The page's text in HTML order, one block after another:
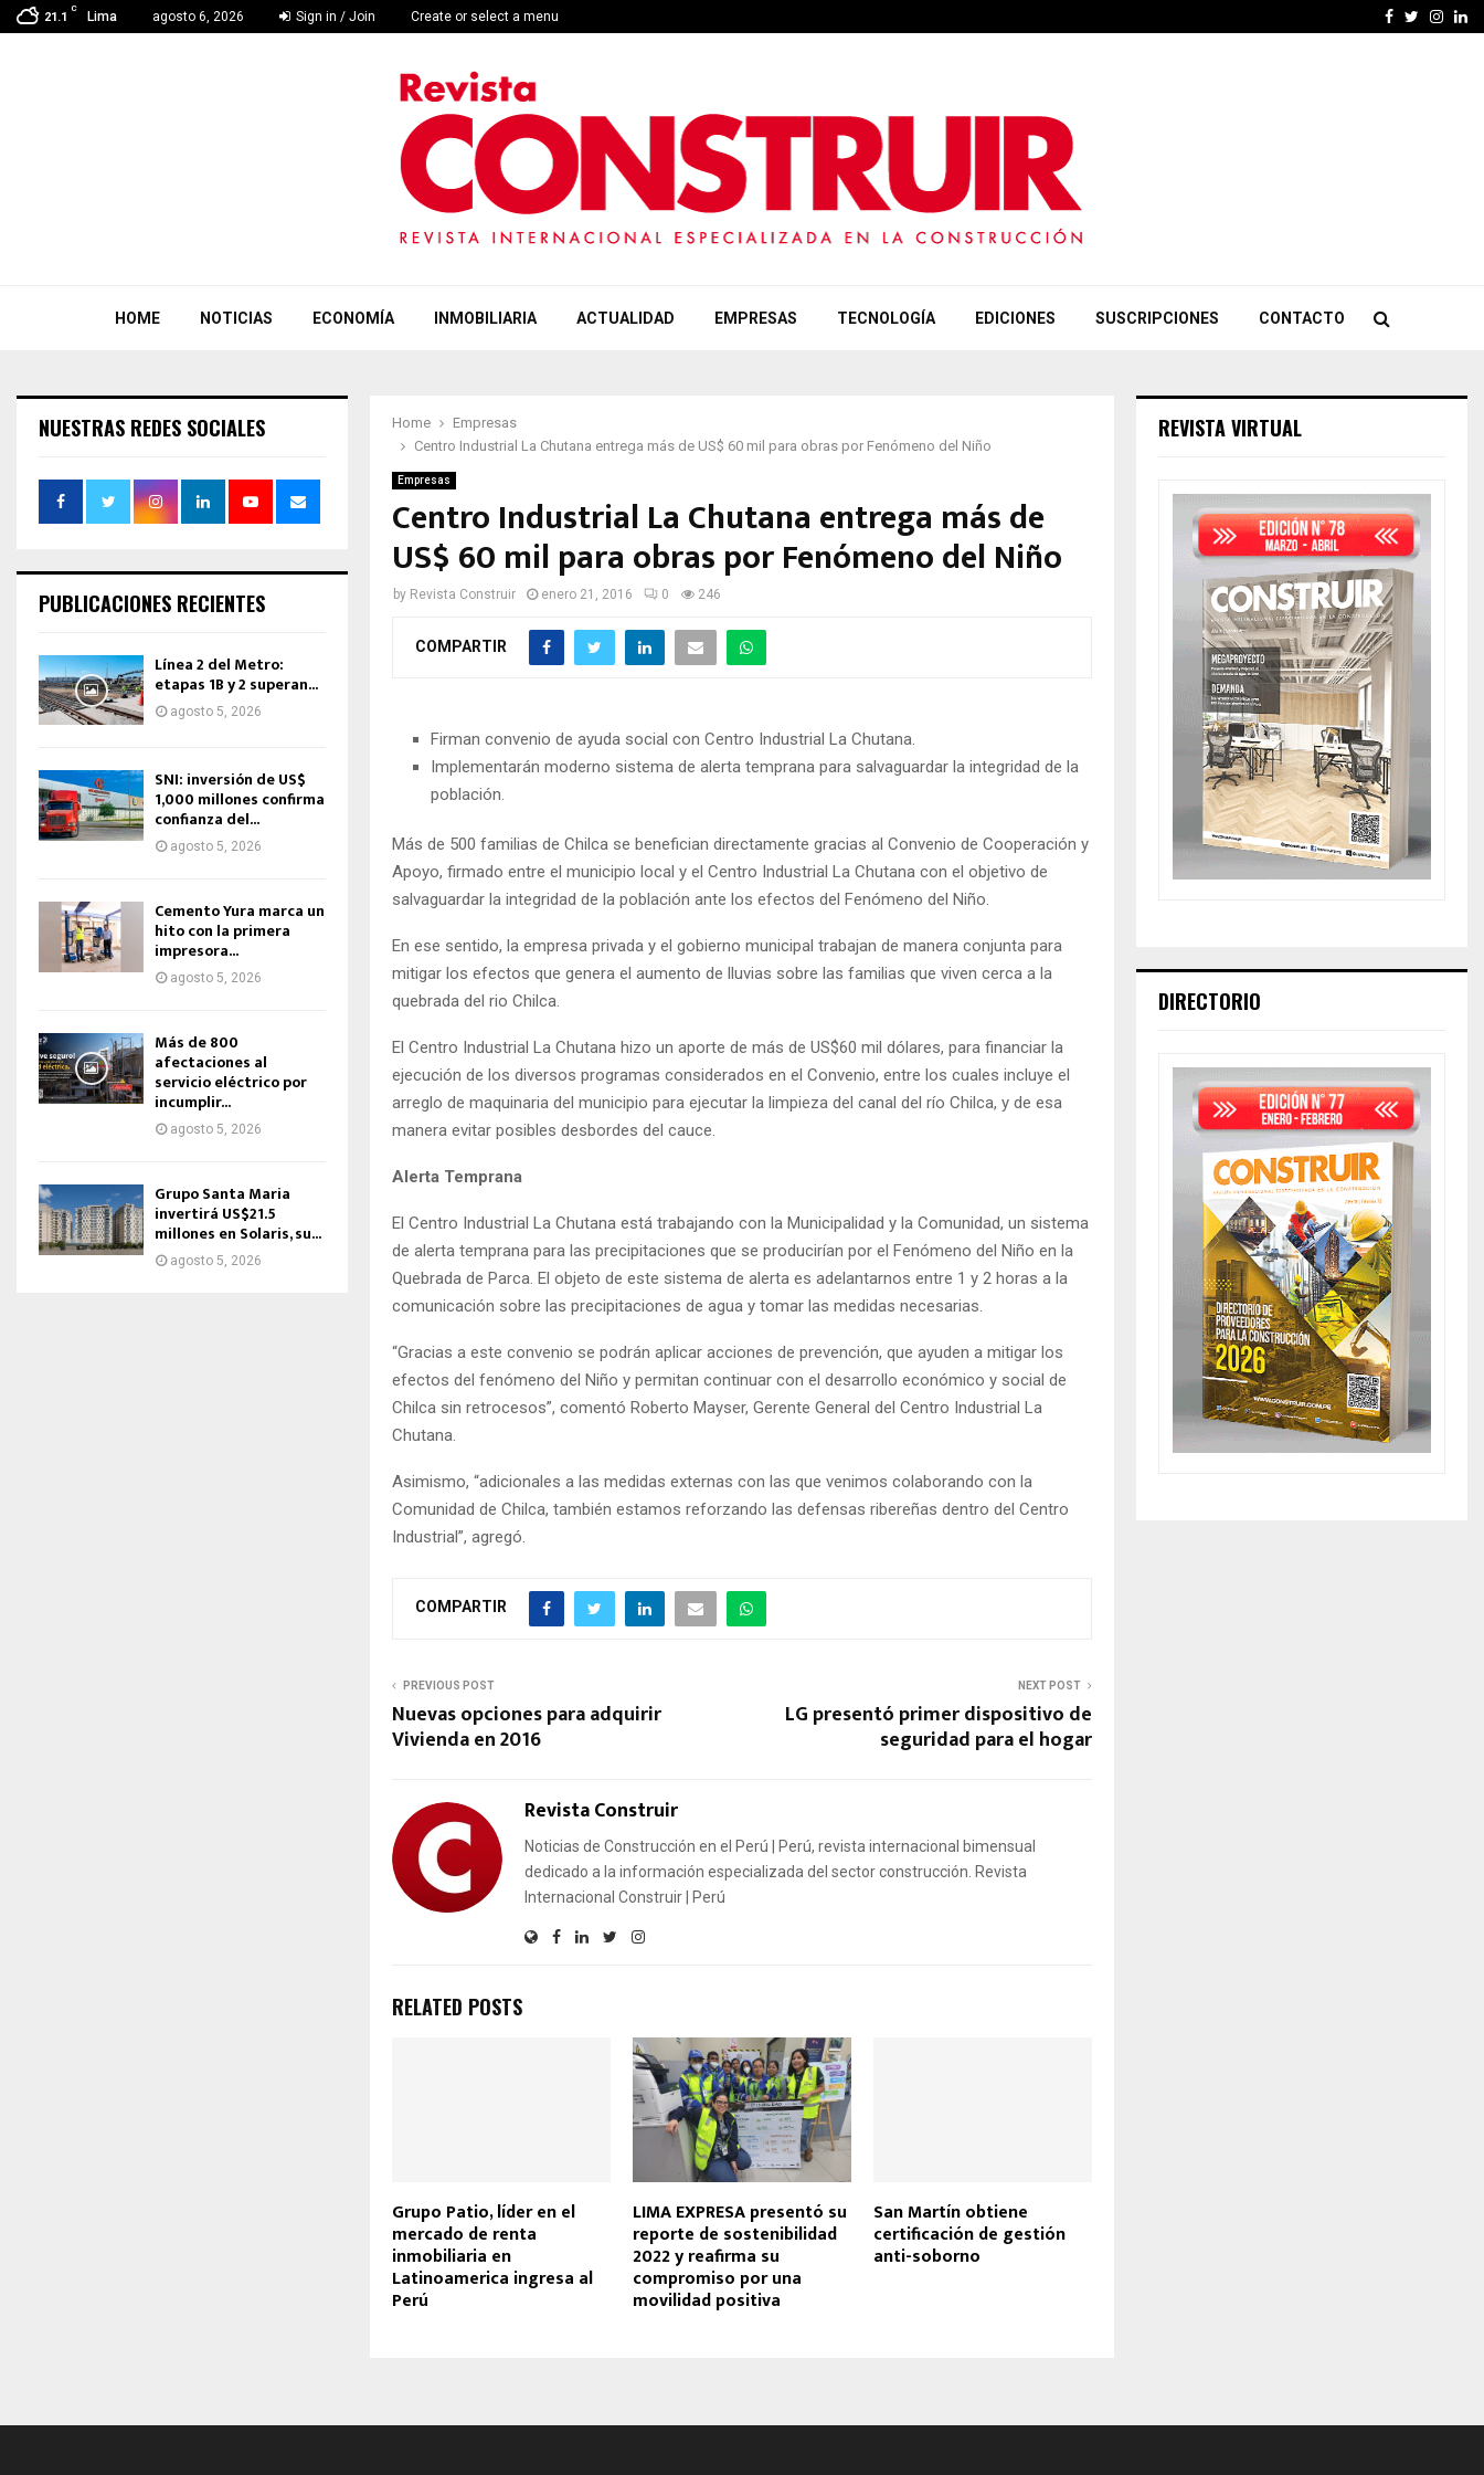
21.1
C
Lima agosto 6, 2026 Sign in / Join Create or select a menu Facebook
Twitter
HOME NOTICIAS ECONOMÍA INMOBILIARIA ACTUALIDAD EMPRESAS TECNOLOGÍA EDICIONES SUSCRIPCIONES CONTACTO
Home
Empresas
Centro Industrial La Chutana entrega más de US$ 60 mil para obras por Fenómeno del Niño
Empresas
Centro Industrial La Chutana entrega más de
US$ 60 mil para obras por Fenómeno del Niño
by Revista Construir enero 21, 2016 0 246
COMPARTIR
Firman convenio de ayuda social con Centro Industrial La Chutana.
Implementarán moderno sistema de alerta temprana para salvaguardar la integridad de la
población.
Más de 500 familias de Chilca se benefician directamente gracias al Convenio de Cooperación y
Apoyo, firmado entre el municipio local y el Centro Industrial La Chutana con el objetivo de
salvaguardar la integridad de la población ante los efectos del Fenómeno del Niño.
En ese sentido, la empresa privada y el gobierno municipal trabajan de manera conjunta para
mitigar los efectos que genera el aumento de lluvias sobre las familias que viven cerca a la
quebrada del rio Chilca.
El Centro Industrial La Chutana hizo un aporte de más de US$60 mil dólares, para financiar la
ejecución de los diversos programas considerados en el Convenio, entre los cuales incluye el
arreglo de maquinaria del municipio para ejecutar la limpieza del canal del río Chilca, y de esa
manera evitar posibles desbordes del cauce.
Alerta Temprana
El Centro Industrial La Chutana está trabajando con la Municipalidad y la Comunidad, un sistema
de alerta temprana para las precipitaciones que se producirían por el Fenómeno del Niño en la
Quebrada de Parca. El objeto de este sistema de alerta es adelantarnos entre 1 y 2 horas a la
comunicación sobre las precipitaciones de agua y tomar las medidas necesarias.
“Gracias a este convenio se podrán aplicar acciones de prevención, que ayuden a mitigar los
efectos del fenómeno del Niño y permitan continuar con el desarrollo económico y social de
Chilca sin retrocesos”, comentó Roberto Mayser, Gerente General del Centro Industrial La
Chutana.
Asimismo, “adicionales a las medidas externas con las que venimos colaborando con la
Comunidad de Chilca, también estamos reforzando las defensas ribereñas dentro del Centro
Industrial”, agregó.
COMPARTIR
PREVIOUS POST
Nuevas opciones para adquirir
Vivienda en 2016
NEXT POST
LG presentó primer dispositivo de
seguridad para el hogar
Revista Construir
Noticias de Construcción en el Perú | Perú, revista internacional bimensual
dedicado a la información especializada del sector construcción. Revista
Internacional Construir | Perú
RELATED POSTS
Grupo Patio, líder en el
mercado de renta
inmobiliaria en
Latinoamerica ingresa al
Perú
LIMA EXPRESA presentó su
reporte de sostenibilidad
2022 y reafirma su
compromiso por una
movilidad positiva
San Martín obtiene
certificación de gestión
anti-soborno
NUESTRAS REDES SOCIALES
PUBLICACIONES RECIENTES
Línea 2 del Metro:
etapas 1B y 2 superan...
agosto 5, 2026
SNI: inversión de US$
1,000 millones confirma
confianza del...
agosto 5, 2026
Cemento Yura marca un
hito con la primera
impresora...
agosto 5, 2026
Más de 800
afectaciones al
servicio eléctrico por
incumplir...
agosto 5, 2026
Grupo Santa Maria
invertirá US$21.5
millones en Solaris, su...
agosto 5, 2026
REVISTA VIRTUAL
DIRECTORIO